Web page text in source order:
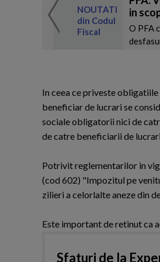
NOUTATI
din Codul
Fiscal
in
O PFA
In ceea ce priveste
beneficiar de lucrari se
sociale obligatorii nici de
de catre beneficiarii de
Potrivit reglementarilor in
(cod 602) "Impozitul pe
zilieri a celorlalte aneze din
Este important de retinut ca
Sfaturi de la